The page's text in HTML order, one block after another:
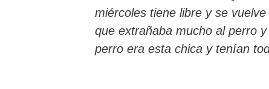
miércoles tiene libre y se
que extrañaba mucho al perro
perro era esta chica y tenían